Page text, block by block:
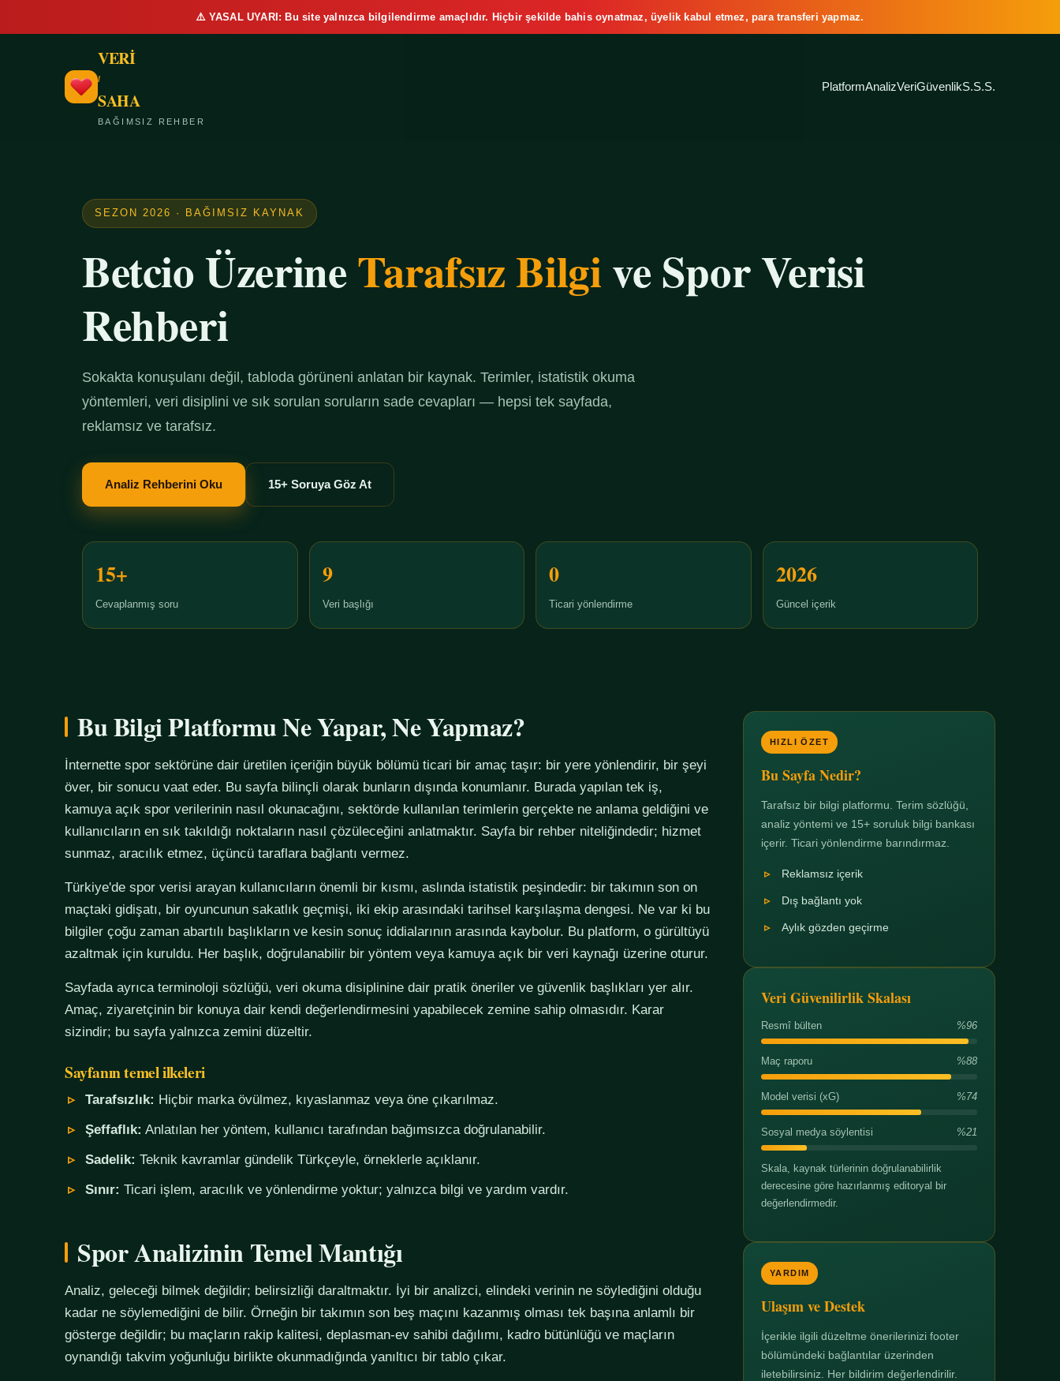
⚠️ YASAL UYARI: Bu site yalnızca bilgilendirme amaçlıdır. Hiçbir şekilde bahis oynatmaz, üyelik kabul etmez, para transferi yapmaz.
VERİ
/
SAHA
BAĞIMSIZ REHBER
PlatformAnalizVeriGüvenlikS.S.S.
SEZON 2026 · BAĞIMSIZ KAYNAK
Betcio ÜzerineTarafsız Bilgive Spor Verisi
Rehberi
Sokakta konuşulanı değil, tabloda görüneni anlatan bir kaynak. Terimler, istatistik okuma
yöntemleri, veri disiplini ve sık sorulan soruların sade cevapları — hepsi tek sayfada,
reklamsız ve tarafsız.
Analiz Rehberini Oku 15+ Soruya Göz At
15+
Cevaplanmış soru
9
Veri başlığı
0
Ticari yönlendirme
2026
Güncel içerik
Bu Bilgi Platformu Ne Yapar, Ne Yapmaz?
İnternette spor sektörüne dair üretilen içeriğin büyük bölümü ticari bir amaç taşır: bir yere yönlendirir, bir şeyi
över, bir sonucu vaat eder. Bu sayfa bilinçli olarak bunların dışında konumlanır. Burada yapılan tek iş,
kamuya açık spor verilerinin nasıl okunacağını, sektörde kullanılan terimlerin gerçekte ne anlama geldiğini ve
kullanıcıların en sık takıldığı noktaların nasıl çözüleceğini anlatmaktır. Sayfa bir rehber niteliğindedir; hizmet
sunmaz, aracılık etmez, üçüncü taraflara bağlantı vermez.
Türkiye'de spor verisi arayan kullanıcıların önemli bir kısmı, aslında istatistik peşindedir: bir takımın son on
maçtaki gidişatı, bir oyuncunun sakatlık geçmişi, iki ekip arasındaki tarihsel karşılaşma dengesi. Ne var ki bu
bilgiler çoğu zaman abartılı başlıkların ve kesin sonuç iddialarının arasında kaybolur. Bu platform, o gürültüyü
azaltmak için kuruldu. Her başlık, doğrulanabilir bir yöntem veya kamuya açık bir veri kaynağı üzerine oturur.
Sayfada ayrıca terminoloji sözlüğü, veri okuma disiplinine dair pratik öneriler ve güvenlik başlıkları yer alır.
Amaç, ziyaretçinin bir konuya dair kendi değerlendirmesini yapabilecek zemine sahip olmasıdır. Karar
sizindir; bu sayfa yalnızca zemini düzeltir.
Sayfanın temel ilkeleri
Tarafsızlık: Hiçbir marka övülmez, kıyaslanmaz veya öne çıkarılmaz.
Şeffaflık: Anlatılan her yöntem, kullanıcı tarafından bağımsızca doğrulanabilir.
Sadelik: Teknik kavramlar gündelik Türkçeyle, örneklerle açıklanır.
Sınır: Ticari işlem, aracılık ve yönlendirme yoktur; yalnızca bilgi ve yardım vardır.
Spor Analizinin Temel Mantığı
Analiz, geleceği bilmek değildir; belirsizliği daraltmaktır. İyi bir analizci, elindeki verinin ne söylediğini olduğu
kadar ne söylemediğini de bilir. Örneğin bir takımın son beş maçını kazanmış olması tek başına anlamlı bir
gösterge değildir; bu maçların rakip kalitesi, deplasman-ev sahibi dağılımı, kadro bütünlüğü ve maçların
oynandığı takvim yoğunluğu birlikte okunmadığında yanıltıcı bir tablo çıkar.
HIZLI ÖZET
Bu Sayfa Nedir?
Tarafsız bir bilgi platformu. Terim sözlüğü,
analiz yöntemi ve 15+ soruluk bilgi bankası
içerir. Ticari yönlendirme barındırmaz.
Reklamsız içerik
Dış bağlantı yok
Aylık gözden geçirme
Veri Güvenilirlik Skalası
Resmî bülten %96
Maç raporu %88
Model verisi (xG) %74
Sosyal medya söylentisi %21
Skala, kaynak türlerinin doğrulanabilirlik
derecesine göre hazırlanmış editoryal bir
değerlendirmedir.
YARDIM
Ulaşım ve Destek
İçerikle ilgili düzeltme önerilerinizi footer
bölümündeki bağlantılar üzerinden
iletebilirsiniz. Her bildirim değerlendirilir.